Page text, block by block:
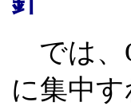
では、
に集中